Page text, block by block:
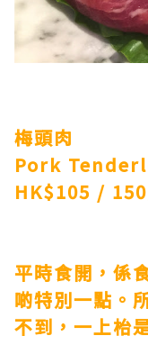
梅頭肉
Pork
HK$105 /
平時食開，係
啲特別一點。
不到，一上枱